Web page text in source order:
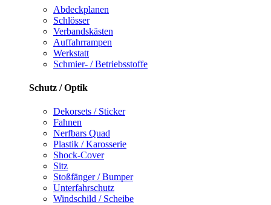
Abdeckplanen
Schlösser
Verbandskästen
Auffahrrampen
Werkstatt
Schmier- / Betriebsstoffe
Schutz / Optik
Dekorsets / Sticker
Fahnen
Nerfbars Quad
Plastik / Karosserie
Shock-Cover
Sitz
Stoßfänger / Bumper
Unterfahrschutz
Windschild / Scheibe